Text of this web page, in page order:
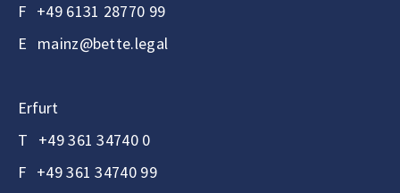
F +49 6131 28770 99
E mainz@bette.legal
Erfurt
T +49 361 34740 0
F +49 361 34740 99